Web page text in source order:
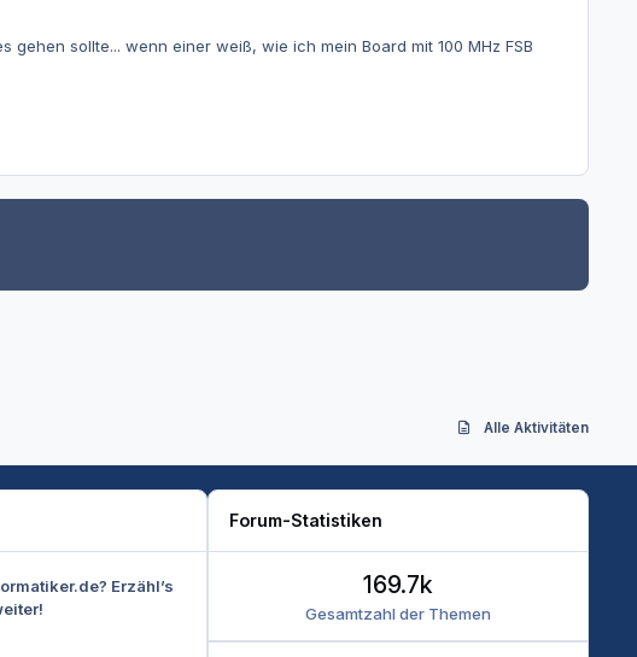
sollte... wenn einer weiß, wie ich mein Board mit 100 MHz FSB
Alle Aktivitäten
Erzähl’s
Forum-Statistiken
Gesamtzahl der Themen
169.7k